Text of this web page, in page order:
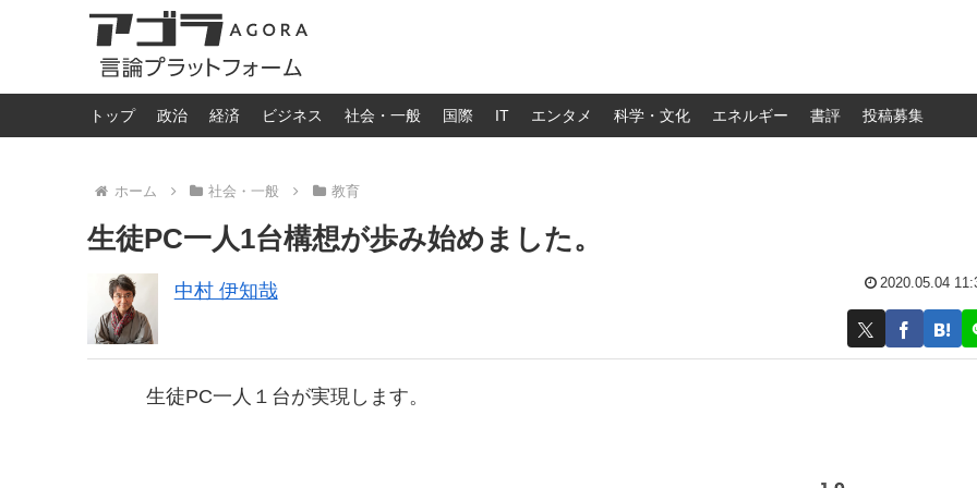
トップ 政治 経済 ビジネス 社会・一般 国際 IT エンタメ 科学・文化 エネルギー 書評 投稿募集
ホーム 社会・一般 教育
生徒PC一人1台構想が歩み始めました。
中村 伊知哉 2020.05.04
生徒PC一人１台が実現します。